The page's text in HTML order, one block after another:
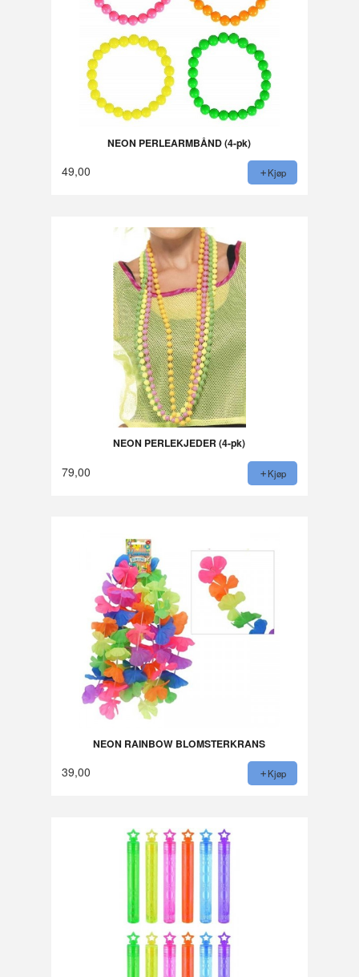
NEON PERLEARMBÅND (4-pk)
49,00 Kjøp
NEON PERLEKJEDER (4-pk)
79,00 Kjøp
NEON RAINBOW BLOMSTERKRANS
39,00 Kjøp